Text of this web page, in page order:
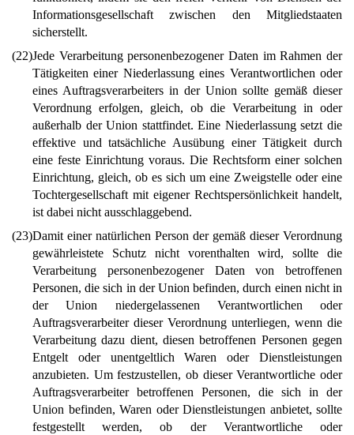
Informationsgesellschaft zwischen den Mitgliedstaaten
sicherstellt.
(22)Jede Verarbeitung personenbezogener Daten im Rahmen der
Tätigkeiten einer Niederlassung eines Verantwortlichen oder
eines Auftragsverarbeiters in der Union sollte gemäß dieser
Verordnung erfolgen, gleich, ob die Verarbeitung in oder
außerhalb der Union stattfindet. Eine Niederlassung setzt die
effektive und tatsächliche Ausübung einer Tätigkeit durch
eine feste Einrichtung voraus. Die Rechtsform einer solchen
Einrichtung, gleich, ob es sich um eine Zweigstelle oder eine
Tochtergesellschaft mit eigener Rechtspersönlichkeit handelt,
ist dabei nicht ausschlaggebend.
(23)Damit einer natürlichen Person der gemäß dieser Verordnung
gewährleistete Schutz nicht vorenthalten wird, sollte die
Verarbeitung personenbezogener Daten von betroffenen
Personen, die sich in der Union befinden, durch einen nicht in
der Union niedergelassenen Verantwortlichen oder
Auftragsverarbeiter dieser Verordnung unterliegen, wenn die
Verarbeitung dazu dient, diesen betroffenen Personen gegen
Entgelt oder unentgeltlich Waren oder Dienstleistungen
anzubieten. Um festzustellen, ob dieser Verantwortliche oder
Auftragsverarbeiter betroffenen Personen, die sich in der
Union befinden, Waren oder Dienstleistungen anbietet, sollte
festgestellt werden, ob der Verantwortliche oder